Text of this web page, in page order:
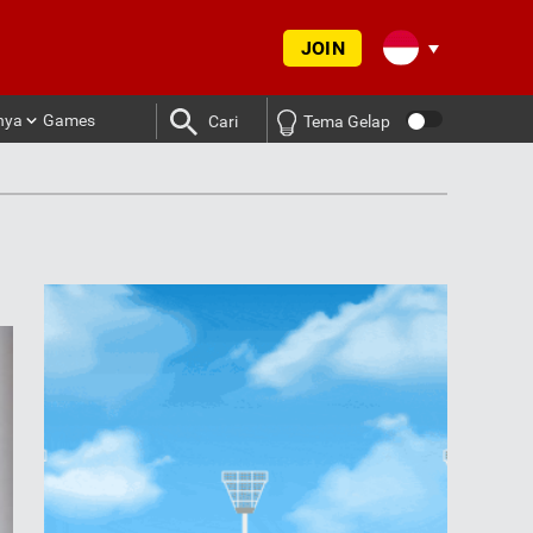
JOIN
Games Cari Tema Gelap